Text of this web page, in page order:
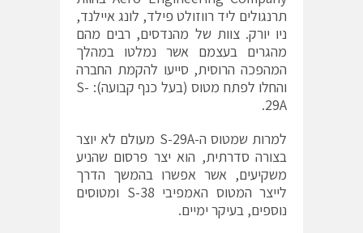
תרנגולים ליד רווזולט פילד, לונג איילנד,
ניו יורק. צוות של מהנדסים, רבים מהם
מהגרים בעצמם אשר נמלטו במהלך
המהפכה הרוסית, סייעו להקמת החברה
והחלו לפתח מטוס (בעל כנף קבועה): S-
29A.
למרות שמטוס ה-S-29A מעולם לא יוצר
בצורה סדרתית, הוא יצר פרסום שהניע
משקיעים, אשר אפשרו בהמשך הדרך
לייצר המטוס האמפיבי S-38 ומטוסים
נוספים, בעיקר ימיים.